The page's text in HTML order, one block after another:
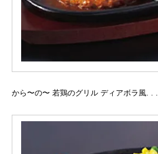
から〜の〜 若鶏のグリル ディアボラ風. . .